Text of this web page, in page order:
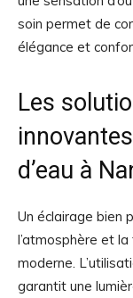
soin permet de
élégance et
Les
d’eau à
Un éclairage bien
l’atmosphère et
moderne.
garantit une